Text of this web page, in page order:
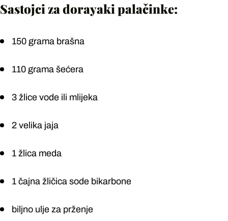
Sastojci za dorayaki palačinke:
150 grama brašna
110 grama šećera
3 žlice vode ili mlijeka
2 velika jaja
1 žlica meda
1 čajna žličica sode bikarbone
biljno ulje za prženje